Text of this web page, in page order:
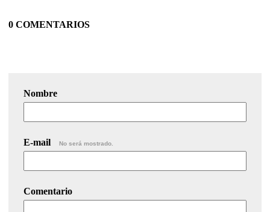
0 COMENTARIOS
Nombre
E-mail No será mostrado.
Comentario